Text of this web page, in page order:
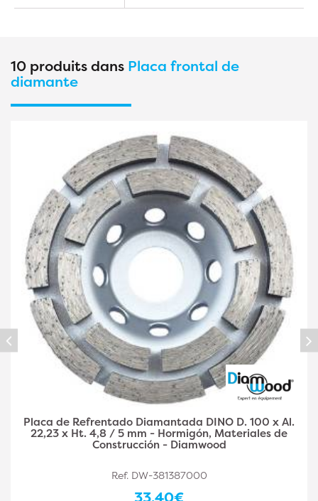
10 produits dans Placa frontal de
diamante
Placa diamantada DINO D. 125 x Al. 22,23 x Ht. 4,8 /
5 mm - hormigón, materiales de construcción -
Diamwood
Ref. DW-381387001
36,90€